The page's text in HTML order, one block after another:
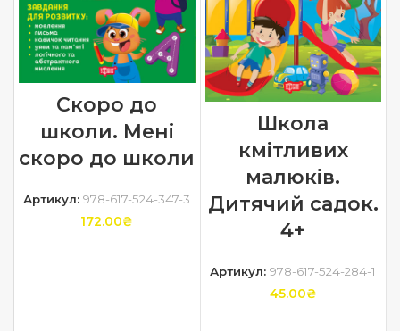
Скоро до
школи. Мені
скоро до школи
Артикул:978-617-524-347-3
172.00₴
Школа
кмітливих
малюків.
Дитячий садок.
4+
Артикул:978-617-524-284-1
45.00₴